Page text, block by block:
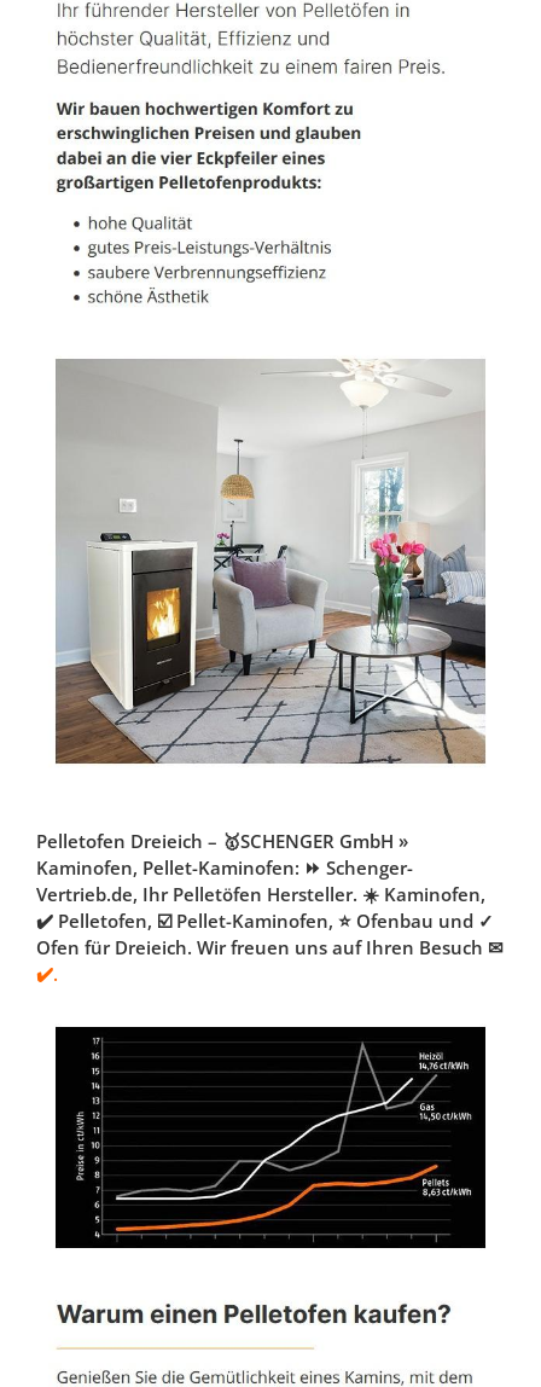
Pelletofen Dreieich – 🥇SCHENGER GmbH »
Kaminofen, Pellet-Kaminofen: ⏩ Schenger-
Vertrieb.de, Ihr Pelletöfen Hersteller. ☀️ Kaminofen,
✔️ Pelletofen, ☑️ Pellet-Kaminofen, ⭐ Ofenbau und ✓
Ofen für Dreieich. Wir freuen uns auf Ihren Besuch ✉
✔️.